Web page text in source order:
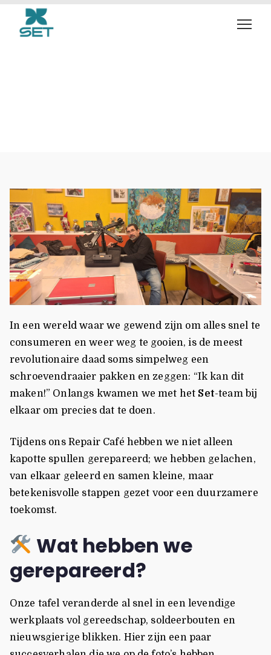
Weggooien? Mooi niet!
In een wereld waar we gewend zijn om alles snel te
consumeren en weer weg te gooien, is de meest
revolutionaire daad soms simpelweg een
schroevendraaier pakken en zeggen: “Ik kan dit
maken!” Onlangs kwamen we met het Set-team bij
elkaar om precies dat te doen.
Tijdens ons Repair Café hebben we niet alleen
kapotte spullen gerepareerd; we hebben gelachen,
van elkaar geleerd en samen kleine, maar
betekenisvolle stappen gezet voor een duurzamere
toekomst.
Wat hebben we
gerepareerd?
Onze tafel veranderde al snel in een levendige
werkplaats vol gereedschap, soldeerbouten en
nieuwsgierige blikken. Hier zijn een paar